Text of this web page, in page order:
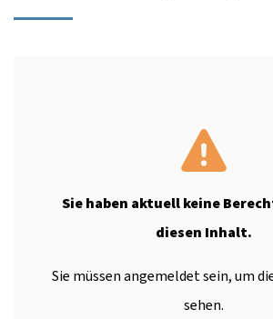
Sie haben aktuell keine
diesen Inhalt.
Sie müssen angemeldet sein, um
sehen.